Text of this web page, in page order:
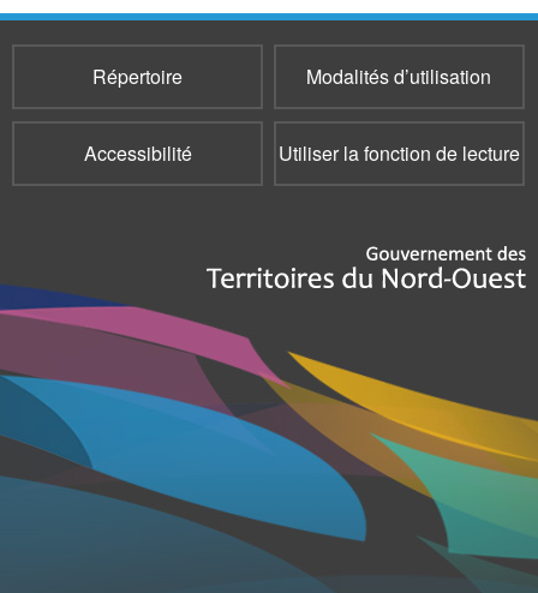
Répertoire Modalités d’utilisation
Accessibilité Utiliser la fonction de lecture